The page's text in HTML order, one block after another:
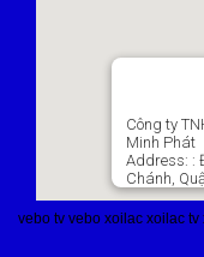
Công ty
Minh Phát
Address: :
Chánh,
vebo tv vebo xoilac xoilac tv